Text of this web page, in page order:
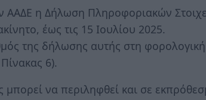
ΑΑΔΕ η Δήλωση Πληροφοριακών
έως τις 15 Ιουλίου 2025.
της δήλωσης αυτής στη
6).
να περιληφθεί και σε